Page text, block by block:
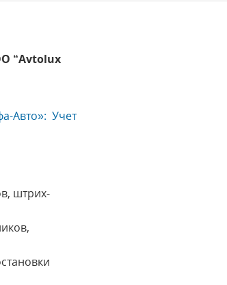
“Avtolux
Авто»: Учет
штрих-